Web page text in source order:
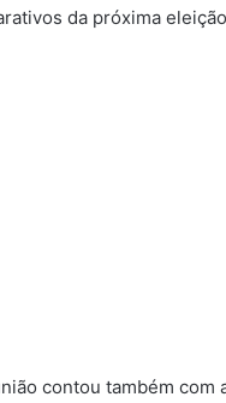
da próxima
contou também